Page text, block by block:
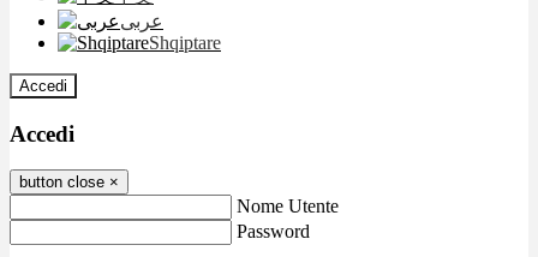
عربى
Shqiptare
Accedi
Accedi
button close ×
Nome Utente
Password